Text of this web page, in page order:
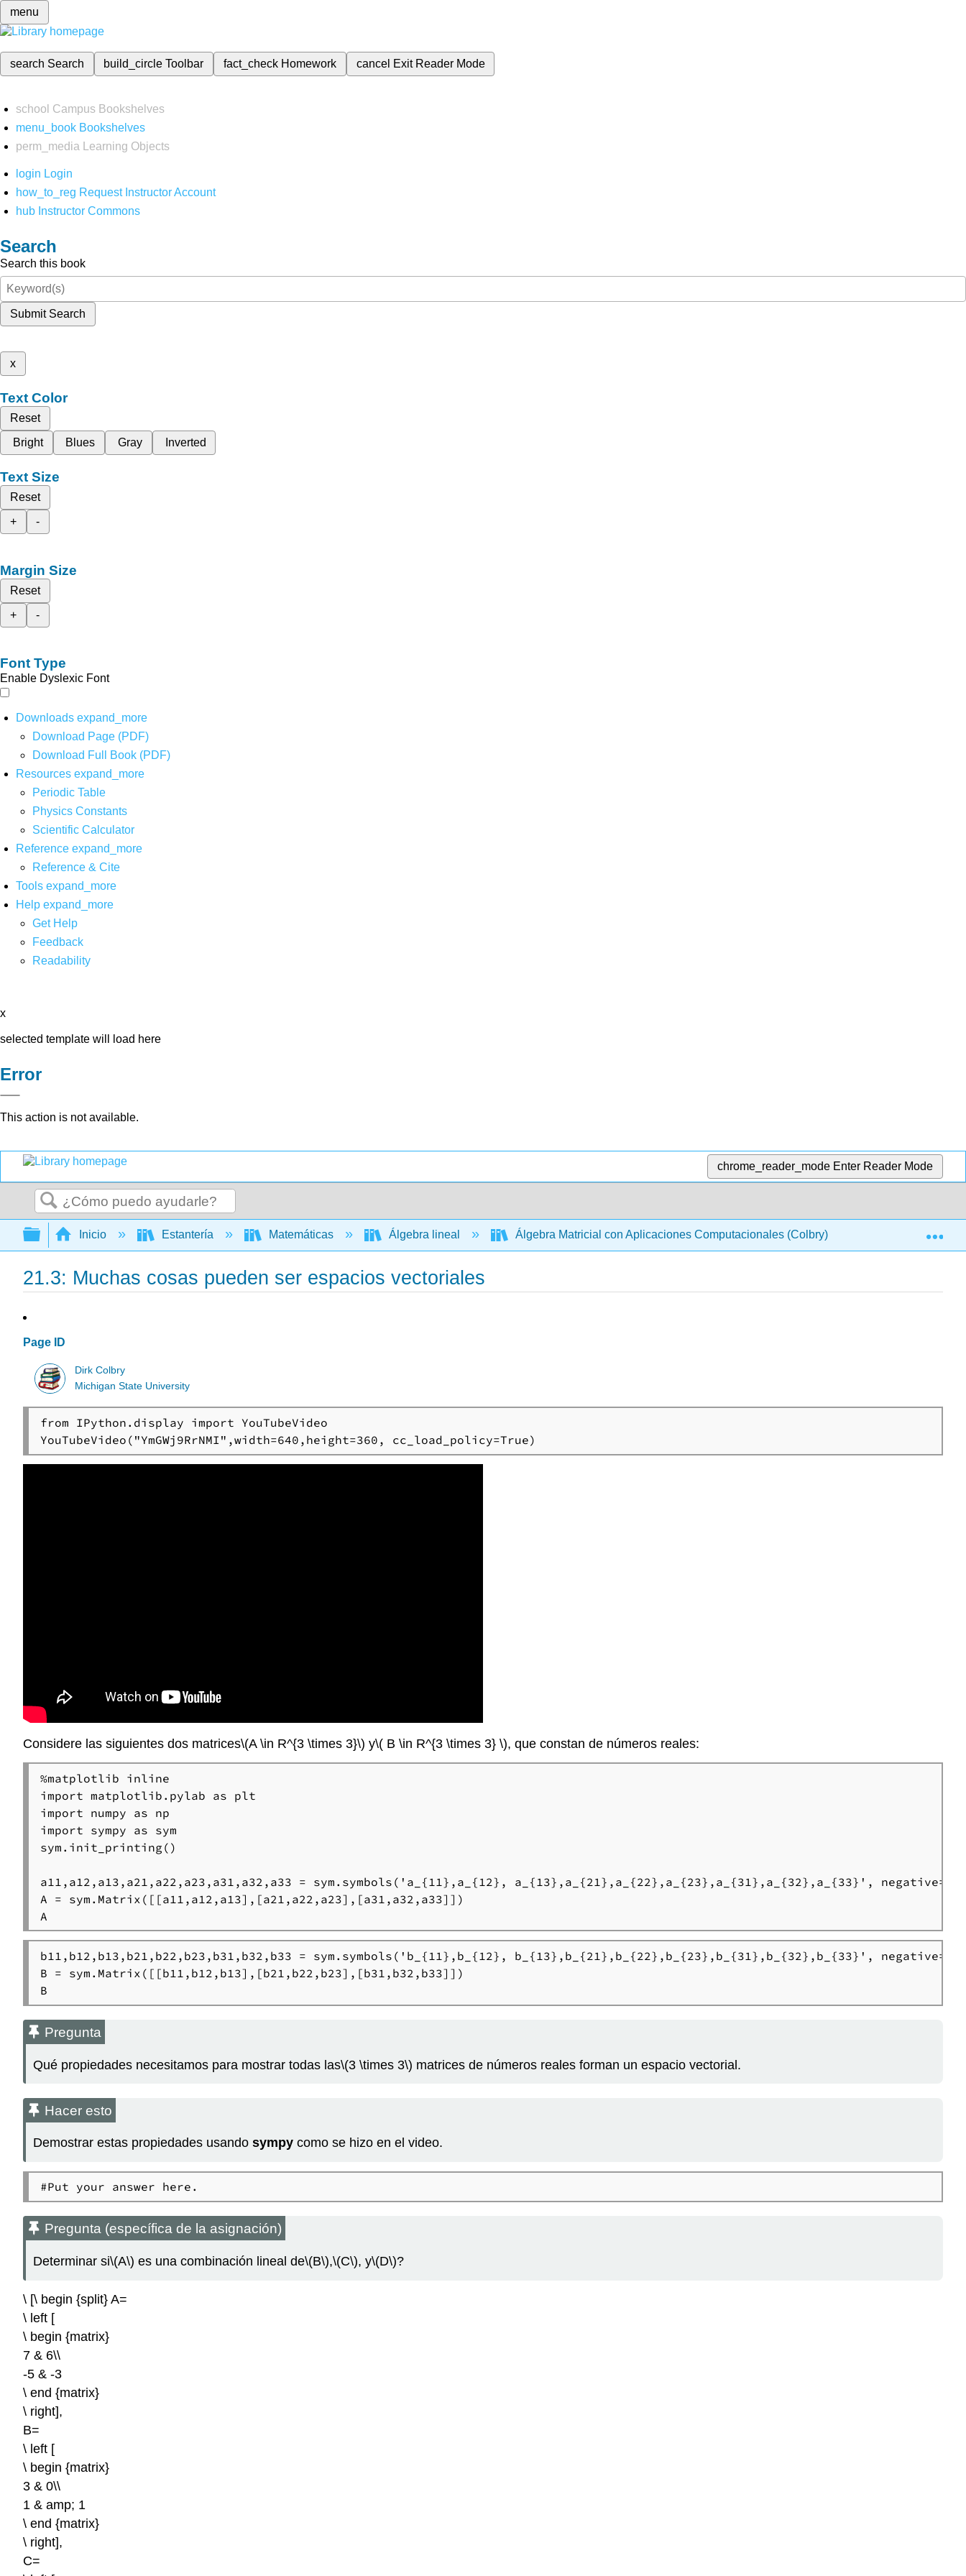
menu
search Search build_circleToolbar fact_check Homework cancel Exit Reader Mode
school Campus Bookshelves
menu_book Bookshelves
perm_media
Learning Objects
login Login
how_to_reg Request Instructor Account
hub Instructor Commons
Search
Search this book
Submit Search
x
Text Color
Reset
Bright
Blues Gray Inverted
Text Size
Reset
+
-
Margin Size
Reset
+
-
Font Type
Enable Dyslexic Font
Downloads expand_more
Download Page (PDF)
Download Full Book (PDF)
Resources expand_more
Periodic Table
Physics Constants
Scientific Calculator
Reference expand_more
Reference & Cite
Tools expand_more
Help expand_more
Get Help
Feedback
Readability
x
selected template will load here
Error
This action is not available.
chrome_reader_mode Enter Reader Mode
Buscar
Expandir/contraer jerarquía global
Inicio Estantería Matemáticas Álgebra lineal Álgebra Matricial con Aplicaciones Computacionales (Colbry) 21:11
21.3: Muchas cosas pueden ser espacios vectoriales
Page ID
Dirk Colbry
Michigan State University
from IPython.display import YouTubeVideo
YouTubeVideo("YmGWj9RrNMI",width=640,height=360, cc_load_policy=True)
Considere las siguientes dos matrices\(A \in R^{3 \times 3}\) y\( B \in R^{3 \times 3} \), que constan de números reales:
%matplotlib inline
import matplotlib.pylab as plt
import numpy as np
import sympy as sym
sym.init_printing()
a11,a12,a13,a21,a22,a23,a31,a32,a33 = sym.symbols('a_{11},a_{12}, a_{13},a_{21},a_{22},a_{23},a_{31},a_{32},a_{33}',
A = sym.Matrix([[a11,a12,a13],[a21,a22,a23],[a31,a32,a33]])
A
b11,b12,b13,b21,b22,b23,b31,b32,b33 = sym.symbols('b_{11},b_{12}, b_{13},b_{21},b_{22},b_{23},b_{31},b_{32},b_{33}',
B = sym.Matrix([[b11,b12,b13],[b21,b22,b23],[b31,b32,b33]])
B
Pregunta
Qué propiedades necesitamos para mostrar todas las\(3 \times 3\) matrices de números reales forman un espacio vectorial.
Hacer esto
Demostrar estas propiedades usando sympy como se hizo en el video.
#Put your answer here.
Pregunta (específica de la asignación)
Determinar si\(A\) es una combinación lineal de\(B\),\(C\), y\(D\)?
\ [\ begin {split} A=
\ left [
\ begin {matrix}
7 & 6\\
-5 & -3
\ end {matrix}
\ right],
B=
\ left [
\ begin {matrix}
3 & 0\\
1 & amp; 1
\ end {matrix}
\ right],
C=